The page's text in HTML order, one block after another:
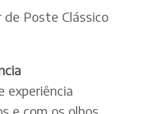
de Poste Clássico
experiência